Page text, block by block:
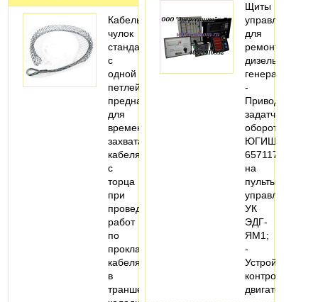
Кабельный
чулок
стандартный
с
одной
петлей,
предназначен
для
временного
захвата
кабеля
с
торца
при
проведении
работ
по
прокладке
кабеля
в
траншеях,
Щиты
управления
для
ремонта
дизель-
генераторов:
-
Привод
задатчика
оборотов
ЮГИШ
657117.001
на
пульты
управления
УК
ЭДГ-
ЯМ1;
-
Устройство
контроля
двигателя…